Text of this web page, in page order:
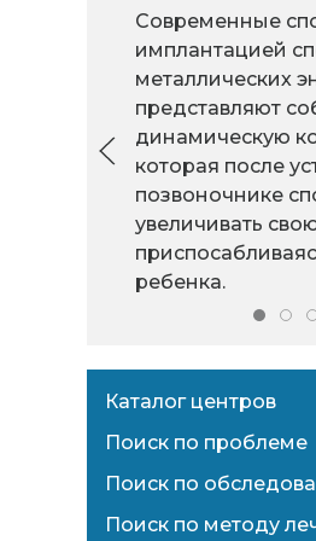
Современные
имплантацией
металлических
представляют
динамическую
которая после
позвоночнике
увеличивать
ребенка.
Каталог центров
Поиск по проблеме
Поиск по
Поиск по методу